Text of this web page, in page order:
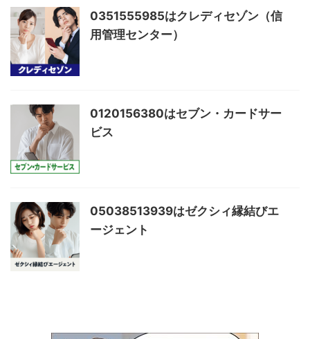
0351555985はクレディセゾン（信
用管理センター）
0120156380はセブン・カードサー
ビス
05038513939はゼクシィ縁結びエ
ージェント